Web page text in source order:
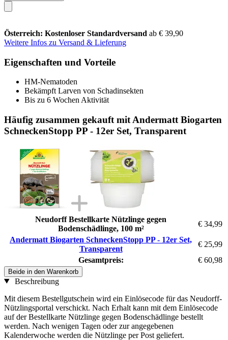
Österreich: Kostenloser Standardversand ab € 39,90
Weitere Infos zu Versand & Lieferung
Eigenschaften und Vorteile
HM-Nematoden
Bekämpft Larven von Schadinsekten
Bis zu 6 Wochen Aktivität
Häufig zusammen gekauft mit Andermatt Biogarten
SchneckenStopp PP - 12er Set, Transparent
Neudorff Bestellkarte Nützlinge gegen
Bodenschädlinge, 100 m²
€ 34,99
Andermatt Biogarten SchneckenStopp PP - 12er Set,
Transparent
€ 25,99
Gesamtpreis:
€ 60,98
Beide in den Warenkorb
Beschreibung
Mit diesem Bestellgutschein wird ein Einlösecode für das Neudorff-
Nützlingsportal verschickt. Nach Erhalt kann mit dem Einlösecode
auf der Bestellkarte Nützlinge gegen Bodenschädlinge bestellt
werden. Nach wenigen Tagen oder zur angegebenen
Kalenderwoche werden die Nützlinge per Post geliefert.